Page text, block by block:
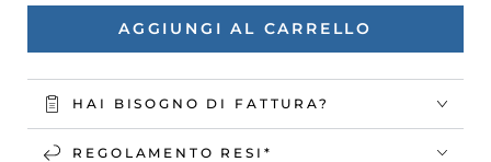
AGGIUNGI AL CARRELLO
HAI BISOGNO DI FATTURA?
REGOLAMENTO RESI*